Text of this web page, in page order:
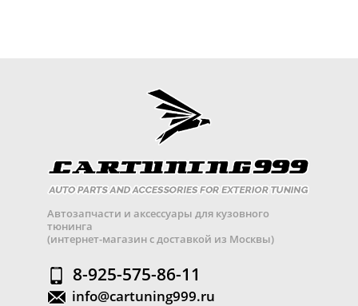
Автозапчасти и аксессуары для кузовного
тюнинга
(интернет-магазин с доставкой из Москвы)
8-925-575-86-11
info@cartuning999.ru